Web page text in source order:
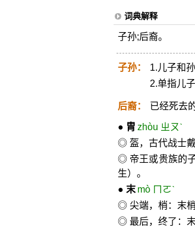
词典解释
子孙;后裔。
子孙：
1.儿子和
2.单指儿子
后裔： 已经死去
● 胄 zhòu ㄓㄡˋ
◎ 盔，古代战士戴
◎ 帝王或贵族的
生）。
● 末 mò ㄇㄛˋ
◎ 尖端，梢：末
◎ 最后，终了：